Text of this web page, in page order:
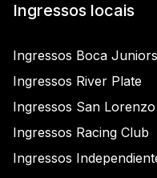
Ingressos locais
Ingressos Boca Juniors
Ingressos River Plate
Ingressos San Lorenzo
Ingressos Racing Club
Ingressos